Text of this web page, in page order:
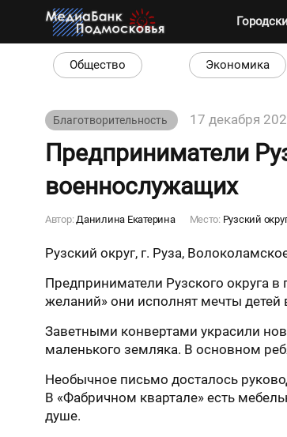
Общество Экономика
Благотворительность 17 декабря
Предприниматели
военнослужащих
Автор:Данилина Екатерина Место: Рузский
Рузский округ, г. Руза,
Предприниматели Рузского округа
желаний» они исполнят мечты
Заветными конвертами украсили
маленького земляка. В основном
Необычное письмо досталось
В «Фабричном квартале» есть
душе.